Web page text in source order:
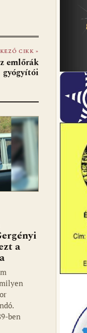
CIKK »
emlőrák
gyógyítói
a
ben